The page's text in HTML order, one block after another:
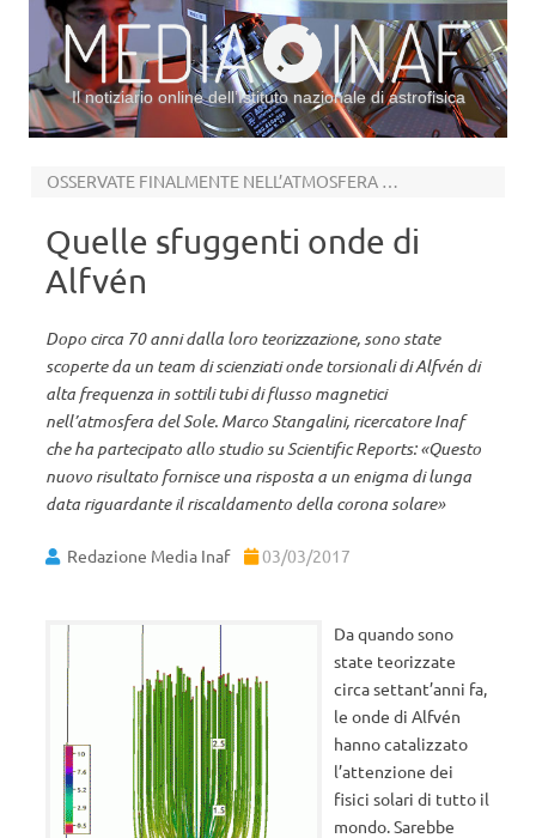
Il notiziario online dell’Istituto nazionale di astrofisica
OSSERVATE FINALMENTE NELL’ATMOSFERA SOLARE
Quelle sfuggenti onde di
Alfvén
Dopo circa 70 anni dalla loro teorizzazione, sono state
scoperte da un team di scienziati onde torsionali di Alfvén di
alta frequenza in sottili tubi di flusso magnetici
nell’atmosfera del Sole. Marco Stangalini, ricercatore Inaf
che ha partecipato allo studio su Scientific Reports: «Questo
nuovo risultato fornisce una risposta a un enigma di lunga
data riguardante il riscaldamento della corona solare»
Redazione Media Inaf 03/03/2017
Da quando sono
state teorizzate
circa settant’anni fa,
le onde di Alfvén
hanno catalizzato
l’attenzione dei
fisici solari di tutto il
mondo. Sarebbe